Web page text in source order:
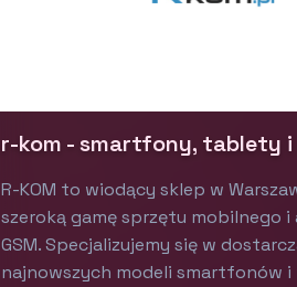
r-kom - smartfony, tablety i
R-KOM to wiodący sklep w
szeroką gamę sprzętu mobilnego i
GSM. Specjalizujemy się w
najnowszych modeli smartfonów